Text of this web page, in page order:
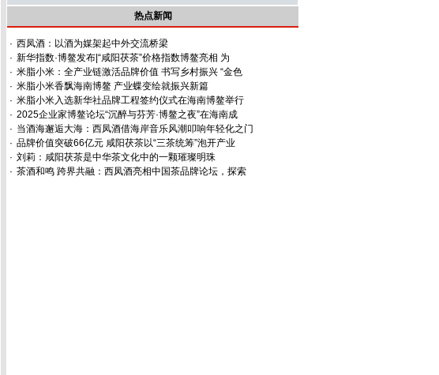
热点新闻
· 西凤酒：以酒为媒架起中外交流桥梁
· 新华指数·博鳌发布|“咸阳茯茶”价格指数博鳌亮相 为
· 米脂小米：全产业链激活品牌价值 书写乡村振兴 “金色
· 米脂小米香飘海南博鳌 产业蝶变绘就振兴新篇
· 米脂小米入选新华社品牌工程签约仪式在海南博鳌举行
· 2025企业家博鳌论坛“沉醉与芬芳·博鳌之夜”在海南成
· 当酒海邂逅大海：西凤酒借海岸音乐风潮叩响年轻化之门
· 品牌价值突破66亿元 咸阳茯茶以“三茶统筹”泡开产业
· 刘莉：咸阳茯茶是中华茶文化中的一颗璀璨明珠
· 茶酒和鸣 跨界共融：西凤酒亮相中国茶品牌论坛，探索